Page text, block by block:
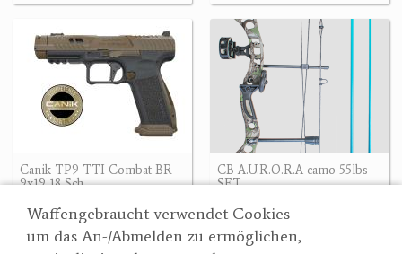
Waffengebraucht verwendet Cookies
um das An-/Abmelden zu ermöglichen,
Canik TP9 TTI Combat BR
9x19 18 Sch.
1462 €
1462 €
CB A.U.R.O.R.A camo 55lbs
SET